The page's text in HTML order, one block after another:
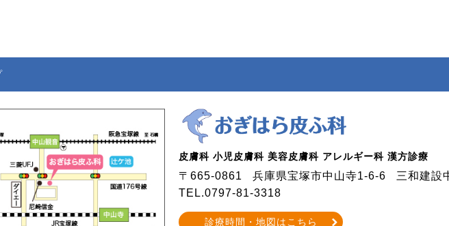
皮膚科 小児皮膚科 美容皮膚科 アレルギー科 漢方診療
〒665-0861 兵庫県宝塚市中山寺1-6-6
三和建設
TEL.0797-81-3318
診療時間・地図はこちら